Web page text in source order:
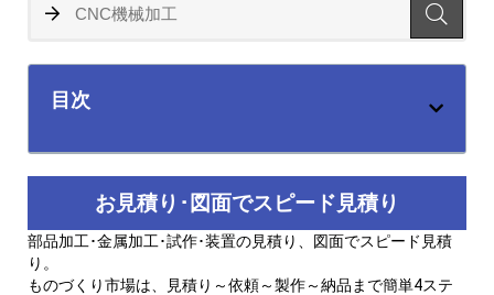
目次
お見積り･図面でスピード見積り
部品加工･金属加工･試作･装置の見積り、図面でスピード見積
り。
ものづくり市場は、見積り～依頼～製作～納品まで簡単4ステ